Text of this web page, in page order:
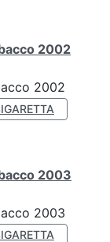
2002
2002
2003
2003